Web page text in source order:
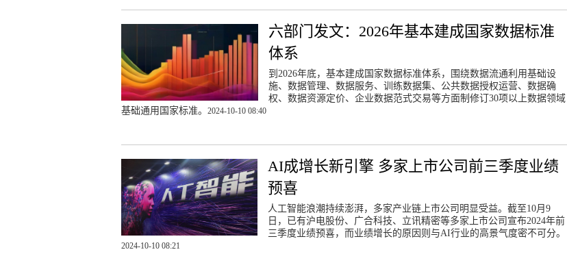
六部门发文：2026年基本建成国家数据标准
体系
到2026年底，基本建成国家数据标准体系，围绕数据流通利用基础设
施、数据管理、数据服务、训练数据集、公共数据授权运营、数据确
权、数据资源定价、企业数据范式交易等方面制修订30项以上数据领域
基础通用国家标准。 2024-10-10 08:40
AI成增长新引擎 多家上市公司前三季度业绩
预喜
人工智能浪潮持续澎湃，多家产业链上市公司明显受益。截至10月9
日，已有沪电股份、广合科技、立讯精密等多家上市公司宣布2024年前
三季度业绩预喜，而业绩增长的原因则与AI行业的高景气度密不可分。
2024-10-10 08:21